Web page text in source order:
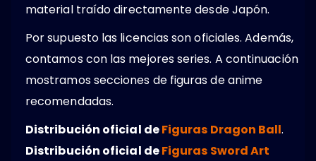
material traído directamente desde Japón.
Por supuesto las licencias son oficiales. Además,
contamos con las mejores series. A continuación
mostramos secciones de figuras de anime
recomendadas.
Distribución oficial deFiguras Dragon Ball.
Distribución oficial deFiguras Sword Art